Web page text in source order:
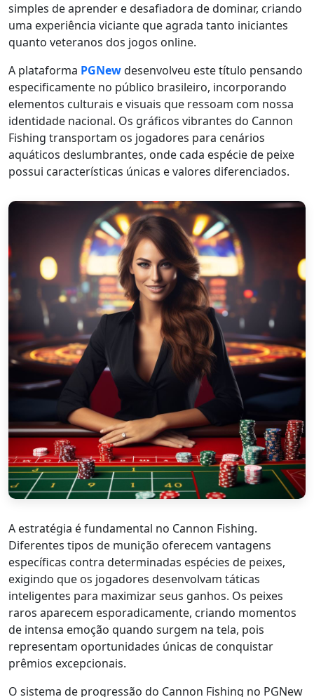
simples de aprender e desafiadora de dominar, criando
uma experiência viciante que agrada tanto iniciantes
quanto veteranos dos jogos online.
A plataforma PGNewdesenvolveu este título pensando
especificamente no público brasileiro, incorporando
elementos culturais e visuais que ressoam com nossa
identidade nacional. Os gráficos vibrantes do Cannon
Fishing transportam os jogadores para cenários
aquáticos deslumbrantes, onde cada espécie de peixe
possui características únicas e valores diferenciados.
A estratégia é fundamental no Cannon Fishing.
Diferentes tipos de munição oferecem vantagens
específicas contra determinadas espécies de peixes,
exigindo que os jogadores desenvolvam táticas
inteligentes para maximizar seus ganhos. Os peixes
raros aparecem esporadicamente, criando momentos
de intensa emoção quando surgem na tela, pois
representam oportunidades únicas de conquistar
prêmios excepcionais.
O sistema de progressão do Cannon Fishing no PGNew